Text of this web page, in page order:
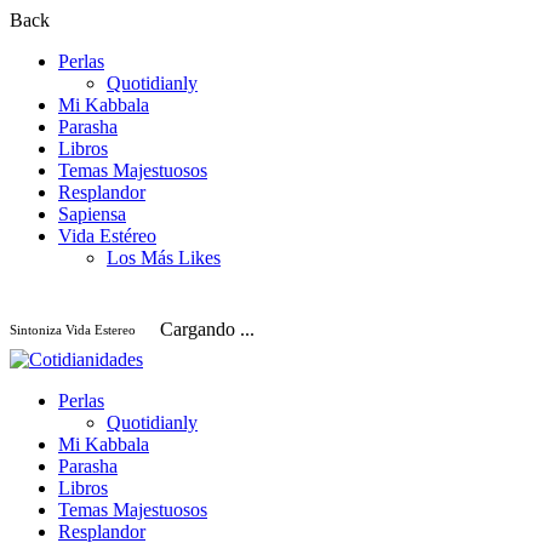
Back
Perlas
Quotidianly
Mi Kabbala
Parasha
Libros
Temas Majestuosos
Resplandor
Sapiensa
Vida Estéreo
Los Más Likes
Sintoniza Vida Estereo Cargando ...
Perlas
Quotidianly
Mi Kabbala
Parasha
Libros
Temas Majestuosos
Resplandor